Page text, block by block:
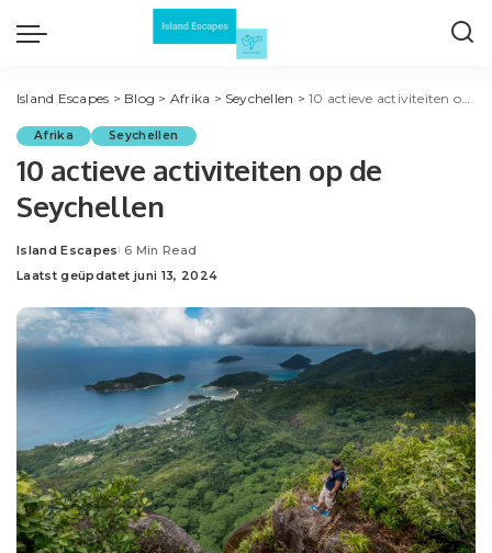
Island Escapes > Blog > Afrika > Seychellen >10 actieve activiteiten op de Seychellen
Afrika Seychellen
10 actieve activiteiten op de
Seychellen
Posted
by
Island Escapes 6 Min Read
Laatst geüpdatet juni 13, 2024